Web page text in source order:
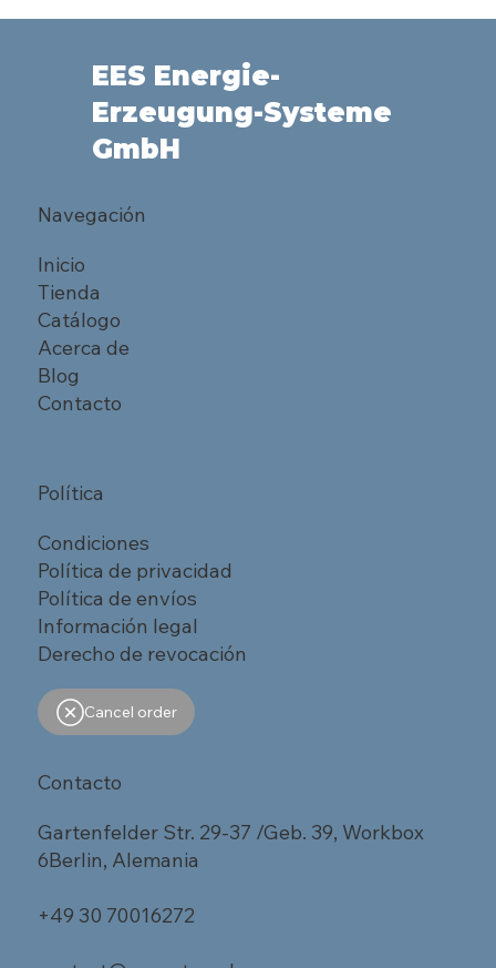
EES Energie-
Erzeugung-Systeme
GmbH
Navegación
Inicio
Tienda
Catálogo
Acerca de
Blog
Contacto
Política
Condiciones
Política de privacidad
Política de envíos
Información legal
Derecho de revocación
Cancel order
Contacto
Gartenfelder Str. 29-37 /Geb. 39, Workbox
6Berlin, Alemania
+49 30 70016272